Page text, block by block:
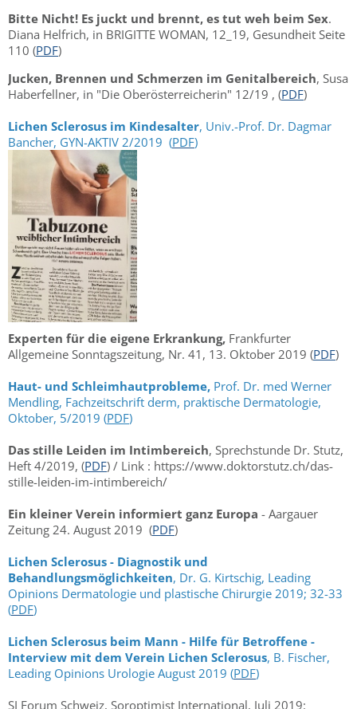
Bitte Nicht! Es juckt und brennt, es tut weh beim Sex.
Diana Helfrich, in BRIGITTE WOMAN, 12_19, Gesundheit Seite
110 (PDF)
Jucken, Brennen und Schmerzen im Genitalbereich, Susa
Haberfellner, in "Die Oberösterreicherin" 12/19 , (PDF)
Lichen Sclerosus im Kindesalter, Univ.-Prof. Dr. Dagmar
Bancher, GYN-AKTIV 2/2019 (PDF)
Experten für die eigene Erkrankung, Frankfurter
Allgemeine Sonntagszeitung, Nr. 41, 13. Oktober 2019 (PDF)
Haut- und Schleimhautprobleme, Prof. Dr. med Werner
Mendling, Fachzeitschrift derm, praktische Dermatologie,
Oktober, 5/2019 (PDF)
Das stille Leiden im Intimbereich, Sprechstunde Dr. Stutz,
Heft 4/2019, (PDF) / Link : https://www.doktorstutz.ch/das-
stille-leiden-im-intimbereich/
Ein kleiner Verein informiert ganz Europa - Aargauer
Zeitung 24. August 2019 (PDF)
Lichen Sclerosus - Diagnostik und
Behandlungsmöglichkeiten, Dr. G. Kirtschig, Leading
Opinions Dermatologie und plastische Chirurgie 2019; 32-33
(PDF)
Lichen Sclerosus beim Mann - Hilfe für Betroffene -
Interview mit dem Verein Lichen Sclerosus, B. Fischer,
Leading Opinions Urologie August 2019 (PDF)
SI Forum Schweiz, Soroptimist International, Juli 2019: